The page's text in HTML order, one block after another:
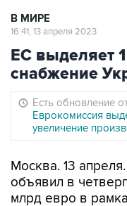
В МИРЕ
16:41, 13 апреля 2023
ЕС выделяет
снабжение
Есть обновление
Еврокомиссия
увеличение
Москва. 13
объявил в
млрд евро в